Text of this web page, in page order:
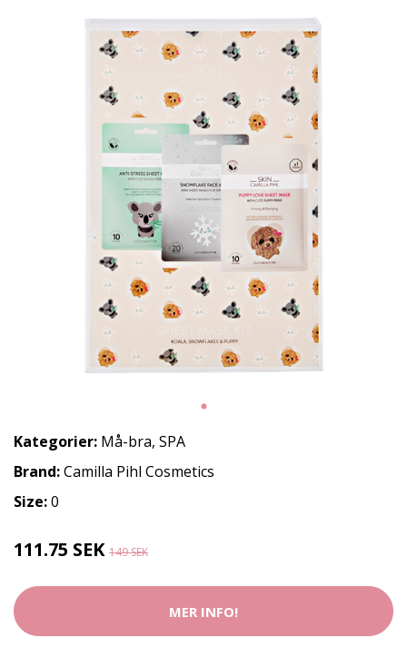
Kategorier: Må-bra, SPA
Brand:Camilla Pihl Cosmetics
Size:0
111.75 SEK 149 SEK
MER INFO!